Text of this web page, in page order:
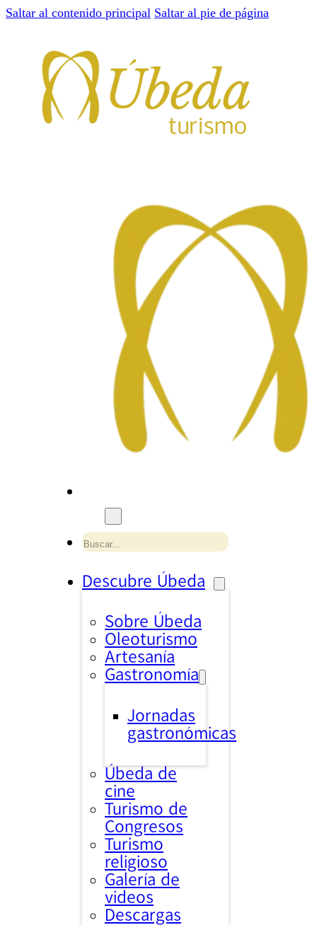
Saltar al contenido principal Saltar al pie de página
Buscar
Descubre Úbeda
Sobre Úbeda
Oleoturismo
Artesanía
Gastronomía
Jornadas
gastronómicas
Úbeda de
cine
Turismo de
Congresos
Turismo
religioso
Galería de
videos
Descargas